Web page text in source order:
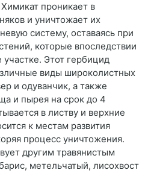
проникает в
и уничтожает их
систему, оставаясь при
которые впоследствии
Этот гербицид
виды широколистных
и одуванчик, а также
и пырея на срок до 4
в листву и верхние
к местам развития
процесс уничтожения.
другим травянистым
метельчатый, лисохвост